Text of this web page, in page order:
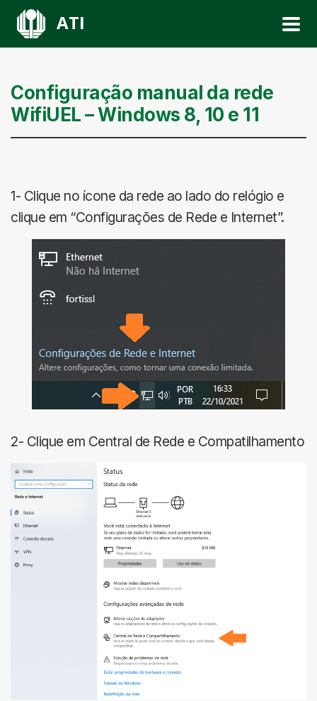
ATI
Configuração manual da rede
WifiUEL – Windows 8, 10 e 11
1- Clique no ícone da rede ao lado do relógio e
clique em “Configurações de Rede e Internet”.
2- Clique em Central de Rede e Compatilhamento